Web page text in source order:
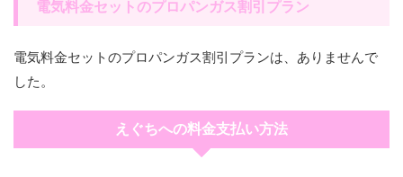
電気料金セットのプロパンガス割引プラン
電気料金セットのプロパンガス割引プランは、ありませんで
した。
えぐちへの料金支払い方法